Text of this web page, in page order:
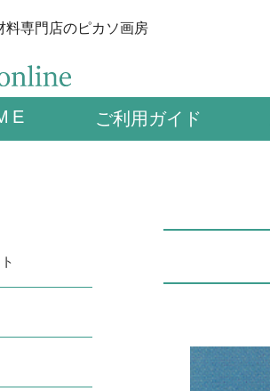
料専門店のピカソ画房
ご利用ガイド